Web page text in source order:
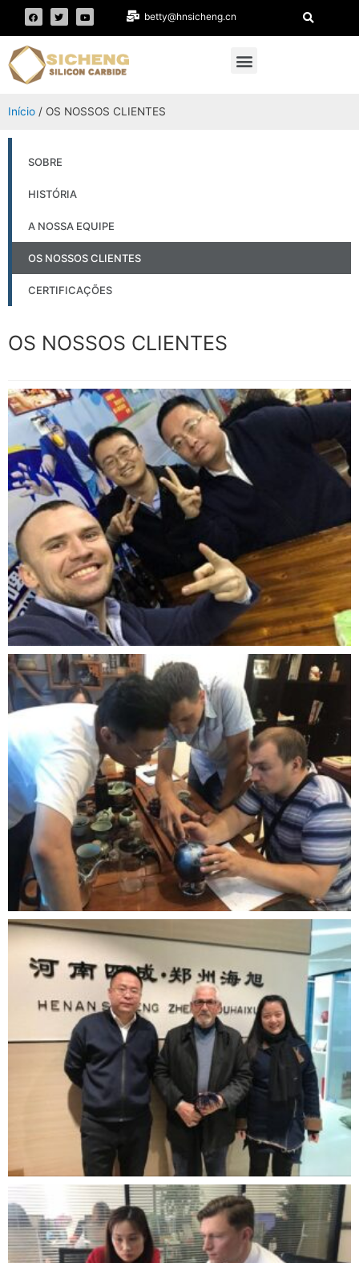
betty@hnsicheng.cn
Início / OS NOSSOS CLIENTES
SOBRE
HISTÓRIA
A NOSSA EQUIPE
OS NOSSOS CLIENTES
CERTIFICAÇÕES
OS NOSSOS CLIENTES